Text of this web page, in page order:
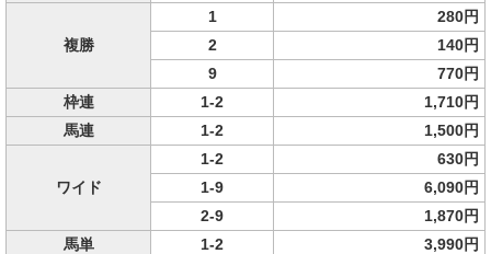
複勝
1
280円
2
140円
9
770円
枠連
1-2
1,710円
馬連
1-2 1,500円
ワイド
1-2
630円
1-9
6,090円
2-9
1,870円
馬単
1-2
3,990円